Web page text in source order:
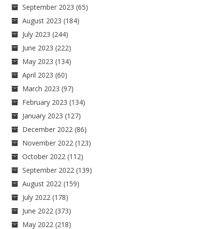
September 2023 (65)
August 2023 (184)
July 2023 (244)
June 2023 (222)
May 2023 (134)
April 2023 (60)
March 2023 (97)
February 2023 (134)
January 2023 (127)
December 2022 (86)
November 2022 (123)
October 2022 (112)
September 2022 (139)
August 2022 (159)
July 2022 (178)
June 2022 (373)
May 2022 (218)